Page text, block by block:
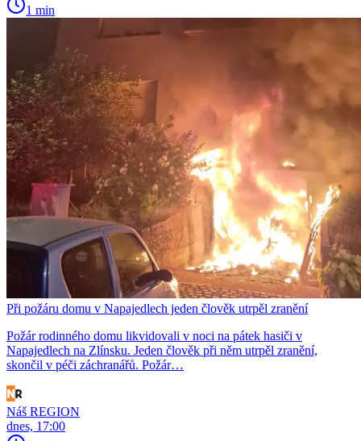
1 min
Při požáru domu v Napajedlech jeden člověk utrpěl zranění
Požár rodinného domu likvidovali v noci na pátek hasiči v
Napajedlech na Zlínsku. Jeden člověk při něm utrpěl zranění,
skončil v péči záchranářů. Požár…
Náš REGION
dnes, 17:00